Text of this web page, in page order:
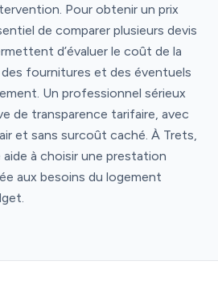
Pour obtenir un prix
de comparer plusieurs devis
d’évaluer le coût de la
fournitures et des éventuels
Un professionnel sérieux
de transparence tarifaire, avec
et sans surcoût caché. À Trets,
à choisir une prestation
aux besoins du logement